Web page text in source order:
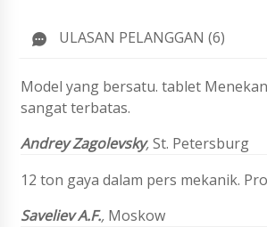
ULASAN PELANGGAN (6)
Model yang bersatu. tablet
sangat terbatas.
Andrey Zagolevsky,St. Petersburg
12 ton gaya dalam pers mekanik.
Saveliev A.F., Moskow